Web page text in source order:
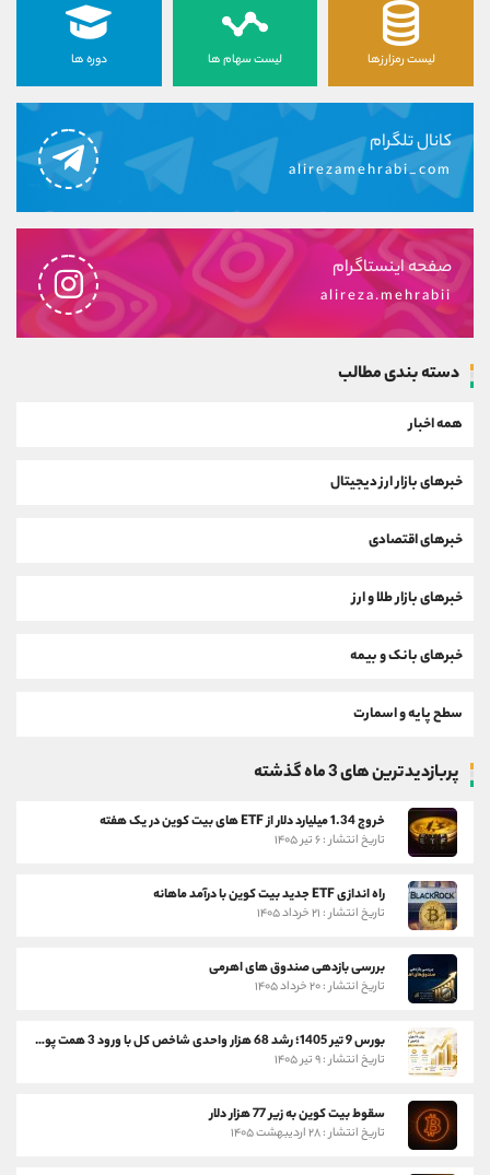
لیست رمزارزها لیست سهام ها دوره ها
کانال تلگرام
alirezamehrabi_com
صفحه اینستاگرام
alireza.mehrabii
دسته بندی مطالب
همه اخبار
خبرهای بازار ارز دیجیتال
خبرهای اقتصادی
خبرهای بازار طلا و ارز
خبرهای بانک و بیمه
سطح پایه و اسمارت
پربازدیدترین های 3 ماه گذشته
خروج 1.34 میلیارد دلار از ETF های بیت کوین در یک هفته
تاریخ انتشار : ۶ تیر ۱۴۰۵
راه اندازی ETF جدید بیت کوین با درآمد ماهانه
تاریخ انتشار : ۲۱ خرداد ۱۴۰۵
بررسی بازدهی صندوق های اهرمی
تاریخ انتشار : ۲۰ خرداد ۱۴۰۵
بورس 9 تیر 1405؛ رشد 68 هزار واحدی شاخص کل با ورود 3 همت پول حقیقی
تاریخ انتشار : ۹ تیر ۱۴۰۵
سقوط بیت کوین به زیر 77 هزار دلار
تاریخ انتشار : ۲۸ اردیبهشت ۱۴۰۵